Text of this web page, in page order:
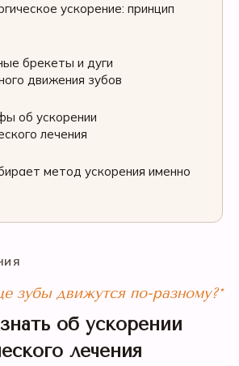
ускорение: принцип
брекеты и дуги
движения зубов
об ускорении
лечения
метод ускорения именно
зубы движутся по-разному?*
об ускорении
лечения